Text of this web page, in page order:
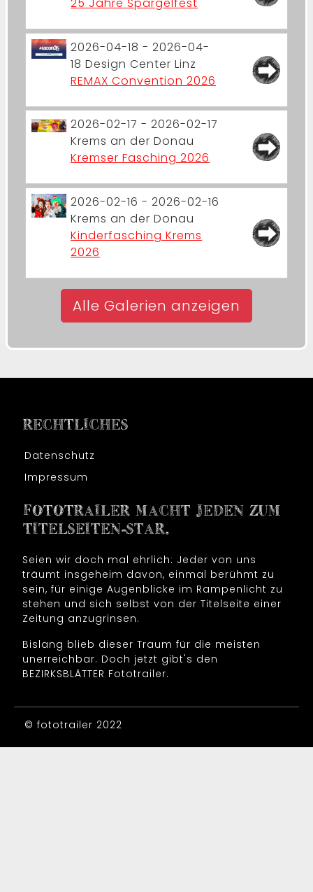
2026-04-18 - 2026-04-
18 Design Center Linz
REMAX Convention 2026
2026-02-17 - 2026-02-17
Krems an der Donau
Kremser Fasching 2026
2026-02-16 - 2026-02-16
Krems an der Donau
Kinderfasching Krems
2026
Alle Galerien anzeigen
RECHTLICHES
Datenschutz
Impressum
FOTOTRAILER MACHT JEDEN ZUM
TITELSEITEN-STAR.
Seien wir doch mal ehrlich: Jeder von uns
träumt insgeheim davon, einmal berühmt zu
sein, für einige Augenblicke im Rampenlicht zu
stehen und sich selbst von der Titelseite einer
Zeitung anzugrinsen.
Bislang blieb dieser Traum für die meisten
unerreichbar. Doch jetzt gibt's den
BEZIRKSBLÄTTER Fototrailer.
© fototrailer 2022